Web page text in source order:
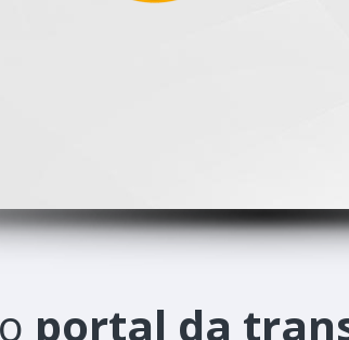
portal da